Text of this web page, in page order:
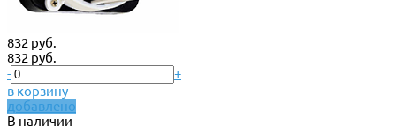
832 руб.
832 руб.
-
+
в корзину
добавлено
В наличии